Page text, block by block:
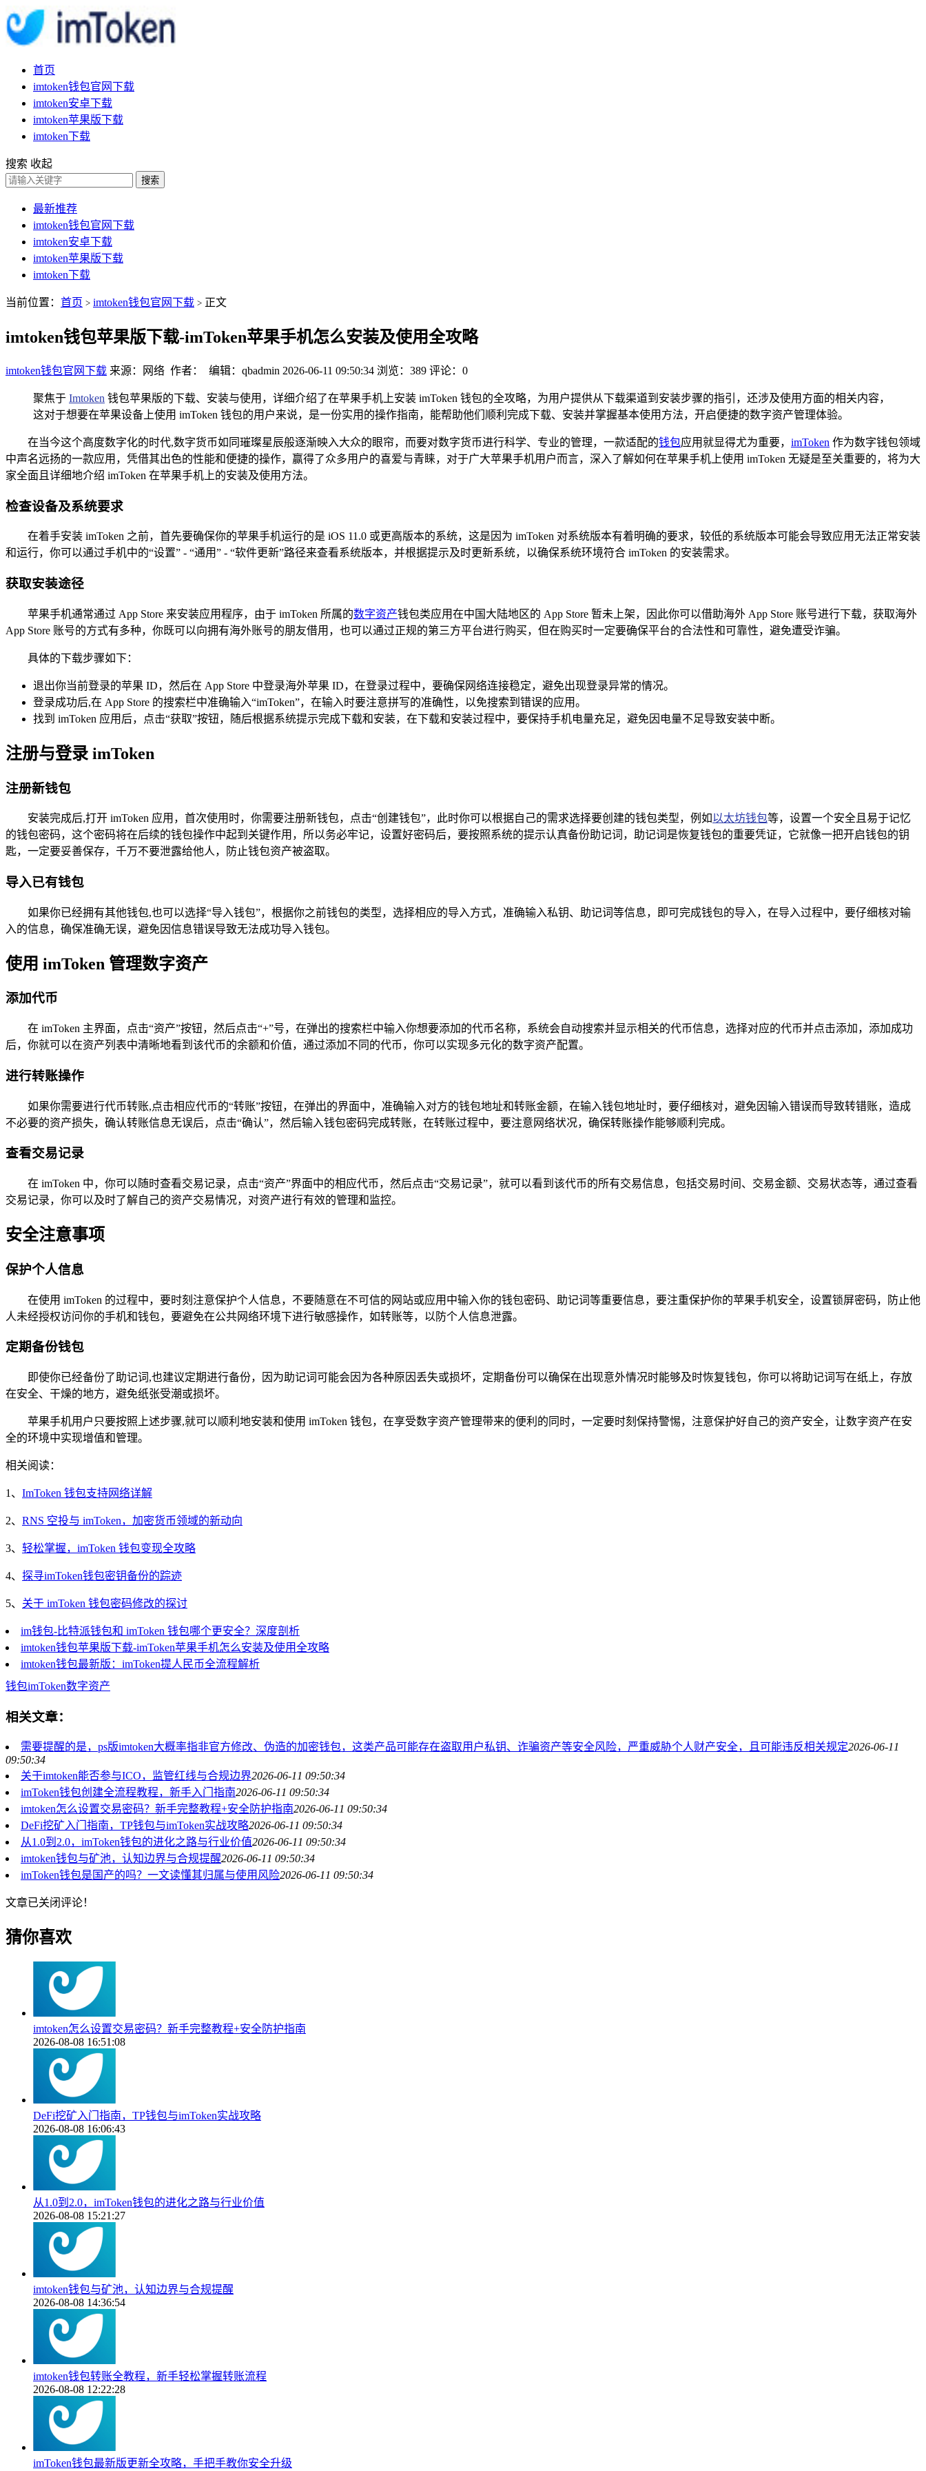
首页
imtoken钱包官网下载
imtoken安卓下载
imtoken苹果版下载
imtoken下载
搜索 收起
搜索
最新推荐
imtoken钱包官网下载
imtoken安卓下载
imtoken苹果版下载
imtoken下载
当前位置： 首页 > imtoken钱包官网下载 > 正文
imtoken钱包苹果版下载-imToken苹果手机怎么安装及使用全攻略
imtoken钱包官网下载 来源：网络 作者： 编辑：qbadmin 2026-06-11 09:50:34 浏览：389 评论：0
聚焦于 Imtoken 钱包苹果版的下载、安装与使用，详细介绍了在苹果手机上安装 imToken 钱包的全攻略，为用户提供从下载渠道到安装步骤的指引，还涉及使用方面的相关内容，
这对于想要在苹果设备上使用 imToken 钱包的用户来说，是一份实用的操作指南，能帮助他们顺利完成下载、安装并掌握基本使用方法，开启便捷的数字资产管理体验。
在当今这个高度数字化的时代,数字货币如同璀璨星辰般逐渐映入大众的眼帘，而要对数字货币进行科学、专业的管理，一款适配的钱包应用就显得尤为重要， imToken 作为数字钱包领域
中声名远扬的一款应用，凭借其出色的性能和便捷的操作，赢得了众多用户的喜爱与青睐，对于广大苹果手机用户而言，深入了解如何在苹果手机上使用 imToken 无疑是至关重要的，将为大
家全面且详细地介绍 imToken 在苹果手机上的安装及使用方法。
检查设备及系统要求
在着手安装 imToken 之前，首先要确保你的苹果手机运行的是 iOS 11.0 或更高版本的系统，这是因为 imToken 对系统版本有着明确的要求，较低的系统版本可能会导致应用无法正常安装
和运行，你可以通过手机中的“设置” - “通用” - “软件更新”路径来查看系统版本，并根据提示及时更新系统，以确保系统环境符合 imToken 的安装需求。
获取安装途径
苹果手机通常通过 App Store 来安装应用程序，由于 imToken 所属的数字资产钱包类应用在中国大陆地区的 App Store 暂未上架，因此你可以借助海外 App Store 账号进行下载，获取海外
App Store 账号的方式有多种，你既可以向拥有海外账号的朋友借用，也可以通过正规的第三方平台进行购买，但在购买时一定要确保平台的合法性和可靠性，避免遭受诈骗。
具体的下载步骤如下：
退出你当前登录的苹果 ID，然后在 App Store 中登录海外苹果 ID，在登录过程中，要确保网络连接稳定，避免出现登录异常的情况。
登录成功后,在 App Store 的搜索栏中准确输入“imToken”，在输入时要注意拼写的准确性，以免搜索到错误的应用。
找到 imToken 应用后，点击“获取”按钮，随后根据系统提示完成下载和安装，在下载和安装过程中，要保持手机电量充足，避免因电量不足导致安装中断。
注册与登录 imToken
注册新钱包
安装完成后,打开 imToken 应用，首次使用时，你需要注册新钱包，点击“创建钱包”，此时你可以根据自己的需求选择要创建的钱包类型，例如以太坊钱包等，设置一个安全且易于记忆
的钱包密码，这个密码将在后续的钱包操作中起到关键作用，所以务必牢记，设置好密码后，要按照系统的提示认真备份助记词，助记词是恢复钱包的重要凭证，它就像一把开启钱包的钥
匙，一定要妥善保存，千万不要泄露给他人，防止钱包资产被盗取。
导入已有钱包
如果你已经拥有其他钱包,也可以选择“导入钱包”，根据你之前钱包的类型，选择相应的导入方式，准确输入私钥、助记词等信息，即可完成钱包的导入，在导入过程中，要仔细核对输
入的信息，确保准确无误，避免因信息错误导致无法成功导入钱包。
使用 imToken 管理数字资产
添加代币
在 imToken 主界面，点击“资产”按钮，然后点击“+”号，在弹出的搜索栏中输入你想要添加的代币名称，系统会自动搜索并显示相关的代币信息，选择对应的代币并点击添加，添加成功
后，你就可以在资产列表中清晰地看到该代币的余额和价值，通过添加不同的代币，你可以实现多元化的数字资产配置。
进行转账操作
如果你需要进行代币转账,点击相应代币的“转账”按钮，在弹出的界面中，准确输入对方的钱包地址和转账金额，在输入钱包地址时，要仔细核对，避免因输入错误而导致转错账，造成
不必要的资产损失，确认转账信息无误后，点击“确认”，然后输入钱包密码完成转账，在转账过程中，要注意网络状况，确保转账操作能够顺利完成。
查看交易记录
在 imToken 中，你可以随时查看交易记录，点击“资产”界面中的相应代币，然后点击“交易记录”，就可以看到该代币的所有交易信息，包括交易时间、交易金额、交易状态等，通过查看
交易记录，你可以及时了解自己的资产交易情况，对资产进行有效的管理和监控。
安全注意事项
保护个人信息
在使用 imToken 的过程中，要时刻注意保护个人信息，不要随意在不可信的网站或应用中输入你的钱包密码、助记词等重要信息，要注重保护你的苹果手机安全，设置锁屏密码，防止他
人未经授权访问你的手机和钱包，要避免在公共网络环境下进行敏感操作，如转账等，以防个人信息泄露。
定期备份钱包
即使你已经备份了助记词,也建议定期进行备份，因为助记词可能会因为各种原因丢失或损坏，定期备份可以确保在出现意外情况时能够及时恢复钱包，你可以将助记词写在纸上，存放
在安全、干燥的地方，避免纸张受潮或损坏。
苹果手机用户只要按照上述步骤,就可以顺利地安装和使用 imToken 钱包，在享受数字资产管理带来的便利的同时，一定要时刻保持警惕，注意保护好自己的资产安全，让数字资产在安
全的环境中实现增值和管理。
相关阅读：
1、 ImToken 钱包支持网络详解
2、 RNS 空投与 imToken，加密货币领域的新动向
3、 轻松掌握，imToken 钱包变现全攻略
4、 探寻imToken钱包密钥备份的踪迹
5、 关于 imToken 钱包密码修改的探讨
im钱包-比特派钱包和 imToken 钱包哪个更安全？深度剖析
imtoken钱包苹果版下载-imToken苹果手机怎么安装及使用全攻略
imtoken钱包最新版：imToken提人民币全流程解析
钱包imToken数字资产
相关文章：
需要提醒的是，ps版imtoken大概率指非官方修改、伪造的加密钱包，这类产品可能存在盗取用户私钥、诈骗资产等安全风险，严重威胁个人财产安全，且可能违反相关规定2026-06-11
09:50:34
关于imtoken能否参与ICO，监管红线与合规边界2026-06-11 09:50:34
imToken钱包创建全流程教程，新手入门指南2026-06-11 09:50:34
imtoken怎么设置交易密码？新手完整教程+安全防护指南2026-06-11 09:50:34
DeFi挖矿入门指南，TP钱包与imToken实战攻略2026-06-11 09:50:34
从1.0到2.0，imToken钱包的进化之路与行业价值2026-06-11 09:50:34
imtoken钱包与矿池，认知边界与合规提醒2026-06-11 09:50:34
imToken钱包是国产的吗？一文读懂其归属与使用风险2026-06-11 09:50:34
文章已关闭评论！
猜你喜欢
imtoken怎么设置交易密码？新手完整教程+安全防护指南
2026-08-08 16:51:08
DeFi挖矿入门指南，TP钱包与imToken实战攻略
2026-08-08 16:06:43
从1.0到2.0，imToken钱包的进化之路与行业价值
2026-08-08 15:21:27
imtoken钱包与矿池，认知边界与合规提醒
2026-08-08 14:36:54
imtoken钱包转账全教程，新手轻松掌握转账流程
2026-08-08 12:22:28
imToken钱包最新版更新全攻略，手把手教你安全升级